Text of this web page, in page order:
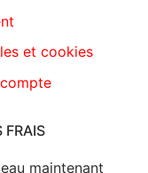
et cookies
FRAIS
maintenant